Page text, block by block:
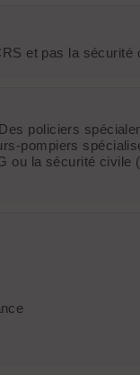
et pas la sécurité
policiers
pompiers
la sécurité